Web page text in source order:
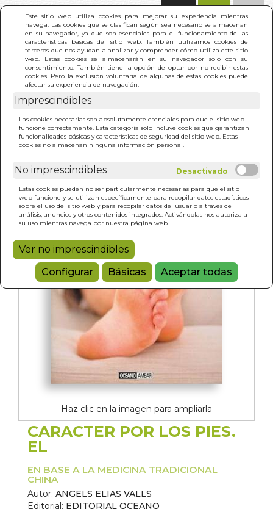
Este sitio web utiliza cookies para mejorar su experiencia mientras
navega. Las cookies que se clasifican según sea necesario se almacenan
en su navegador, ya que son esenciales para el funcionamiento de las
características básicas del sitio web. También utilizamos cookies de
terceros que nos ayudan a analizar y comprender cómo utiliza este sitio
web. Estas cookies se almacenarán en su navegador solo con su
consentimiento. También tiene la opción de optar por no recibir estas
cookies. Pero la exclusión voluntaria de algunas de estas cookies puede
afectar su experiencia de navegación.
Imprescindibles
Las cookies necesarias son absolutamente esenciales para que el sitio web
funcione correctamente. Esta categoría solo incluye cookies que garantizan
funcionalidades básicas y características de seguridad del sitio web. Estas
cookies no almacenan ninguna información personal.
No imprescindibles
Estas cookies pueden no ser particularmente necesarias para que el sitio
web funcione y se utilizan específicamente para recopilar datos estadísticos
sobre el uso del sitio web y para recopilar datos del usuario a través de
análisis, anuncios y otros contenidos integrados. Activándolas nos autoriza a
su uso mientras navega por nuestra página web.
Ver no imprescindibles
Configurar
Básicas Aceptar todas
INICIO > CARACTER POR LOS PIES. EL
Haz clic en la imagen para ampliarla
CARACTER POR LOS PIES.
EL
EN BASE A LA MEDICINA TRADICIONAL
CHINA
Autor: ANGELS ELIAS VALLS
Editorial: EDITORIAL OCEANO